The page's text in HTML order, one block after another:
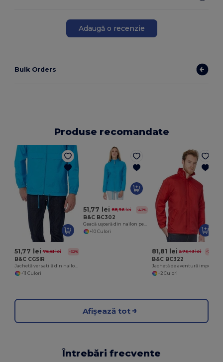
Adaugă o recenzie
Bulk Orders
Produse recomandate
51,77 lei 76,61 lei -32%
B&C CGSIR
Jachetă versatilă din nailon tafta, pliabilă.
+11 Culori
51,77 lei 88,96 lei -42%
B&C BC302
Geacă ușoară din nailon pentru femei, ușor de împachetat
+10 Culori
81,81 lei 273,43 lei -70%
B&C BC322
+2 Culori
Afișează tot
Întrebări frecvente